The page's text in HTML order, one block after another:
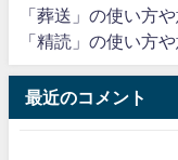
「葬送」の使い方
「精読」の使い方
最近のコメント